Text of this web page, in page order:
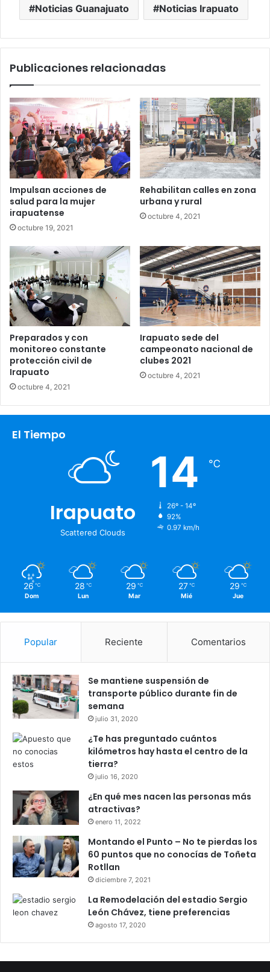
Noticias Guanajuato Noticias Irapuato
Publicaciones relacionadas
Impulsan acciones de
salud para la mujer
irapuatense
octubre 19, 2021
Rehabilitan calles en zona
urbana y rural
octubre 4, 2021
Preparados y con
monitoreo constante
protección civil de
Irapuato
octubre 4, 2021
Irapuato sede del
campeonato nacional de
clubes 2021
octubre 4, 2021
El Tiempo
Irapuato
Scattered Clouds
14 ℃
26º - 14º
92%
0.97 km/h
26 ℃
Dom
28 ℃
Lun
29 ℃
Mar
27 ℃
Mié
29 ℃
Jue
Popular Reciente Comentarios
Se mantiene suspensión de
transporte público durante fin de
semana
julio 31, 2020
¿Te has preguntado cuántos
kilómetros hay hasta el centro de la
tierra?
julio 16, 2020
¿En qué mes nacen las personas más
atractivas?
enero 11, 2022
Montando el Punto – No te pierdas los
60 puntos que no conocías de Toñeta
Rotllan
diciembre 7, 2021
La Remodelación del estadio Sergio
León Chávez, tiene preferencias
agosto 17, 2020